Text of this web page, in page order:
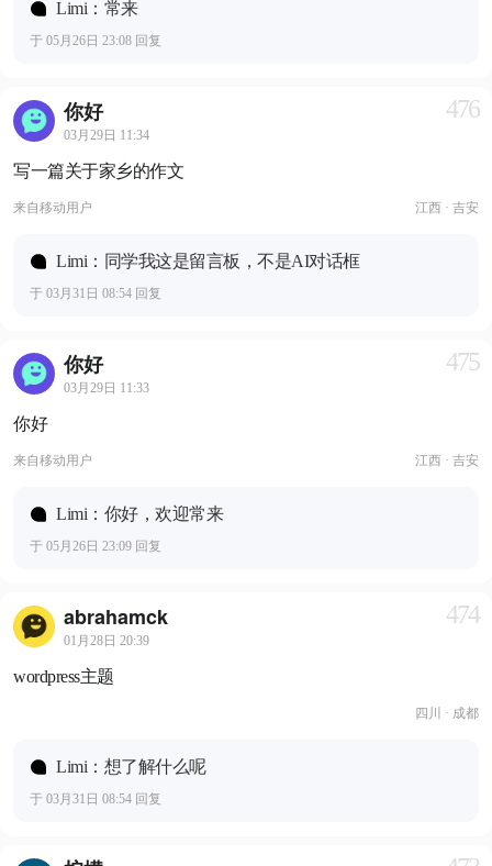
Limi：常来
于 05月26日 23:08 回复
你好
03月29日 11:34
476
写一篇关于家乡的作文
来自移动用户 江西 · 吉安
Limi：同学我这是留言板，不是AI对话框
于 03月31日 08:54 回复
你好
03月29日 11:33
475
你好
来自移动用户 江西 · 吉安
Limi：你好，欢迎常来
于 05月26日 23:09 回复
abrahamck
01月28日 20:39
474
wordpress主题
四川 · 成都
Limi：想了解什么呢
于 03月31日 08:54 回复